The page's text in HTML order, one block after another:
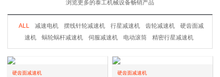
浏览更多的泰工机械设备畅销产品
ALL 减速电机 摆线针轮减速机 行星减速机 齿轮减速机
硬齿面减
速机
蜗轮蜗杆减速机 伺服减速机 电动滚筒 精密行星减速机
硬齿面减速机 硬齿面减速机